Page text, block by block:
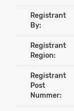
Registrant
By:
Registrant
Region:
Registrant
Post
Nummer: